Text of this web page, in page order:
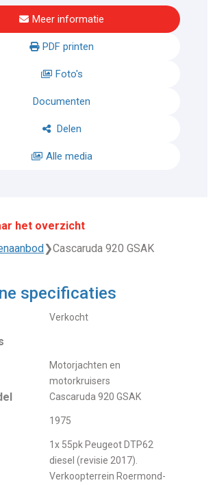
Meer informatie
PDF printen
Foto's
Documenten
Delen
Alle media
het overzicht
❯Cascaruda 920 GSAK
specificaties
Verkocht
Motorjachten en
motorkruisers
Cascaruda 920 GSAK
1975
1x 55pk Peugeot DTP62
diesel (revisie 2017).
Verkoopterrein Roermond-